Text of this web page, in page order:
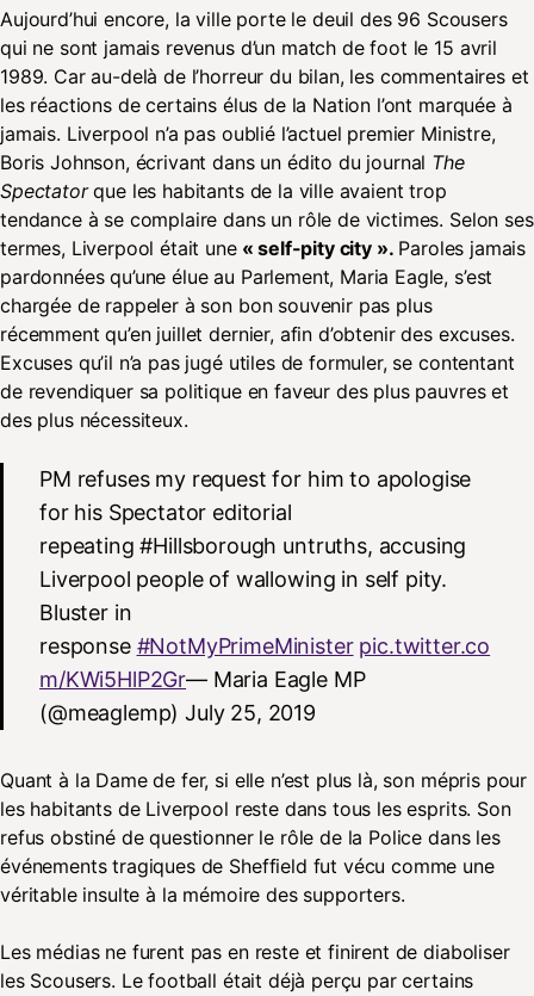
Aujourd’hui encore, la ville porte le deuil des 96 Scousers
qui ne sont jamais revenus d’un match de foot le 15 avril
1989. Car au-delà de l’horreur du bilan, les commentaires et
les réactions de certains élus de la Nation l’ont marquée à
jamais. Liverpool n’a pas oublié l’actuel premier Ministre,
Boris Johnson, écrivant dans un édito du journal The
Spectatorque les habitants de la ville avaient trop
tendance à se complaire dans un rôle de victimes. Selon ses
termes, Liverpool était une« self-pity city ». Paroles jamais
pardonnées qu’une élue au Parlement, Maria Eagle, s’est
chargée de rappeler à son bon souvenir pas plus
récemment qu’en juillet dernier, afin d’obtenir des excuses.
Excuses qu’il n’a pas jugé utiles de formuler, se contentant
de revendiquer sa politique en faveur des plus pauvres et
des plus nécessiteux.
PM refuses my request for him to apologise
for his Spectator editorial
repeating #Hillsborough untruths, accusing
Liverpool people of wallowing in self pity.
Bluster in
response #NotMyPrimeMinister pic.twitter.co
m/KWi5HlP2Gr— Maria Eagle MP
(@meaglemp) July 25, 2019
Quant à la Dame de fer, si elle n’est plus là, son mépris pour
les habitants de Liverpool reste dans tous les esprits. Son
refus obstiné de questionner le rôle de la Police dans les
événements tragiques de Sheffield fut vécu comme une
véritable insulte à la mémoire des supporters.
Les médias ne furent pas en reste et finirent de diaboliser
les Scousers. Le football était déjà perçu par certains